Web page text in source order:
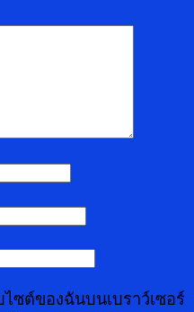
ซต์ของฉันบนเบราว์เซอร์